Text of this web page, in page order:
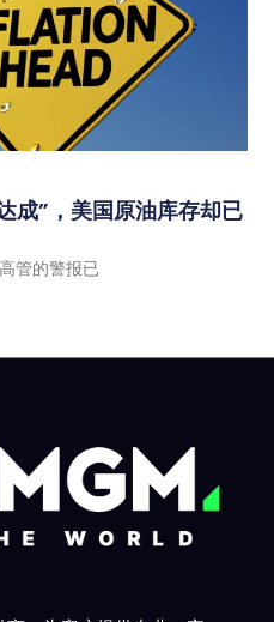
成”，美国原油库存却已
管的警报已